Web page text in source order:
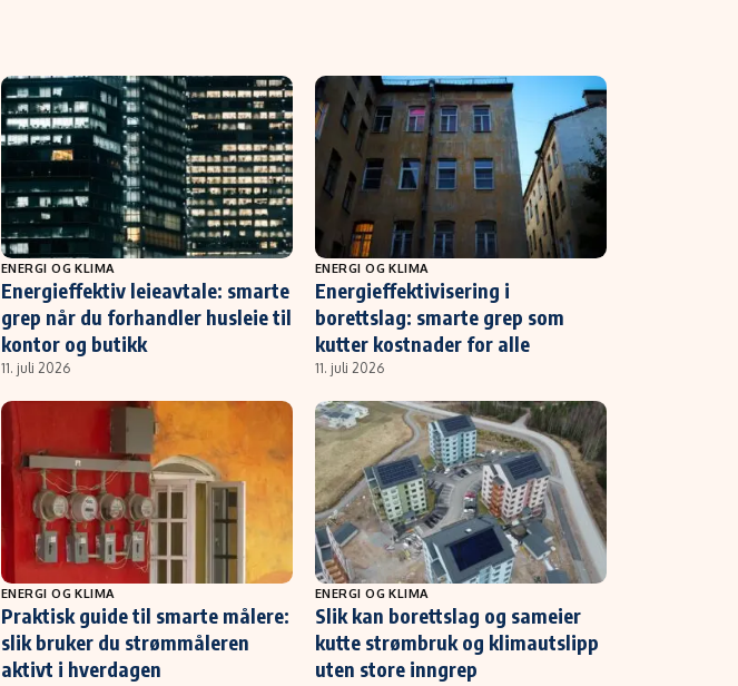
ENERGI OG KLIMA
Energieffektiv leieavtale: smarte
grep når du forhandler husleie til
kontor og butikk
11. juli 2026
ENERGI OG KLIMA
Energieffektivisering i
borettslag: smarte grep som
kutter kostnader for alle
11. juli 2026
ENERGI OG KLIMA
Praktisk guide til smarte målere:
slik bruker du strømmåleren
aktivt i hverdagen
ENERGI OG KLIMA
Slik kan borettslag og sameier
kutte strømbruk og klimautslipp
uten store inngrep